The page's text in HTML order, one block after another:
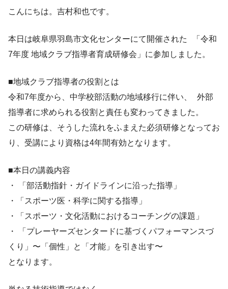
こんにちは。吉村和也です。
本日は岐阜県羽島市文化センターにて開催された 「令和
7年度 地域クラブ指導者育成研修会」に参加しました。
■地域クラブ指導者の役割とは
令和7年度から、中学校部活動の地域移行に伴い、 外部
指導者に求められる役割と責任も変わってきました。
この研修は、そうした流れをふまえた必須研修となってお
り、受講により資格は4年間有効となります。
■本日の講義内容
・ 「部活動指針・ガイドラインに沿った指導」
・「スポーツ医・科学に関する指導」
・「スポーツ・文化活動におけるコーチングの課題」
・ 「プレーヤーズセンタードに基づくパフォーマンスづ
くり」〜「個性」と「才能」を引き出す〜
となります。